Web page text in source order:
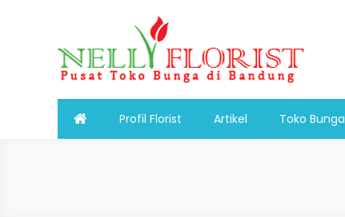
Nelly Florist Bandung
Profil Florist
Artikel Toko Bunga